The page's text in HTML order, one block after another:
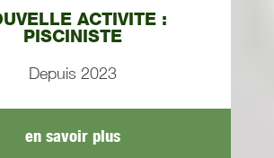
ACTIVITE :
PISCINISTE
Depuis 2023
en savoir plus